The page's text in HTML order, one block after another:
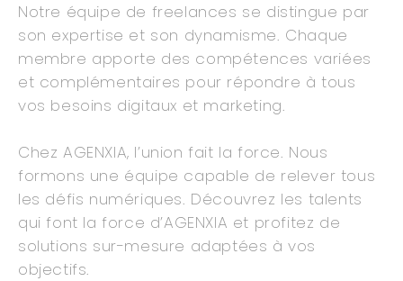
Notre équipe de freelances se distingue par
son expertise et son dynamisme. Chaque
membre apporte des compétences variées
et complémentaires pour répondre à tous
vos besoins digitaux et marketing.
Chez AGENXIA, l’union fait la force. Nous
formons une équipe capable de relever tous
les défis numériques. Découvrez les talents
qui font la force d’AGENXIA et profitez de
solutions sur-mesure adaptées à vos
objectifs.